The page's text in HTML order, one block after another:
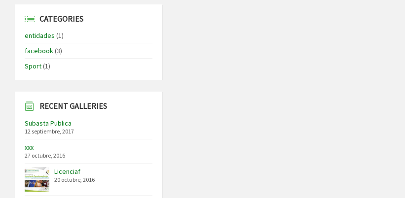
CATEGORIES
entidades (1)
facebook(3)
Sport(1)
RECENT GALLERIES
Subasta Publica
12 septiembre, 2017
xxx
27 octubre, 2016
Licenciaf
20 octubre, 2016